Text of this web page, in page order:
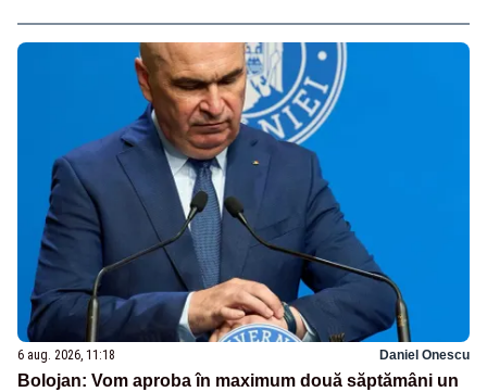
6 aug. 2026, 11:18 Daniel Onescu
Bolojan: Vom aproba în maximum două săptămâni un